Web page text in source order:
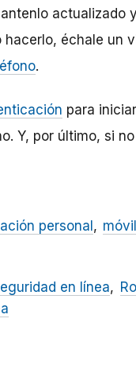
actualizado
hacerlo, échale un
.
para
Y, por último, si
personal móvil
en línea